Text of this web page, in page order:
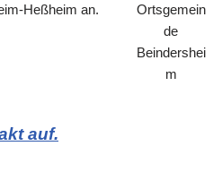
Heßheim an.
auf.